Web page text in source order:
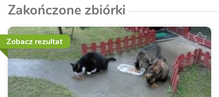
Zakończone zbiórki
Zobacz rezultat